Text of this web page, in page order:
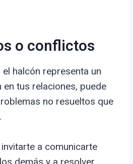
o conflictos
halcón representa un
tus relaciones, puede
no resueltos que
a comunicarte